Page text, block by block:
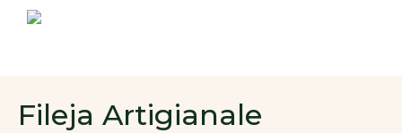
Área de cliente
Fileja Artigianale